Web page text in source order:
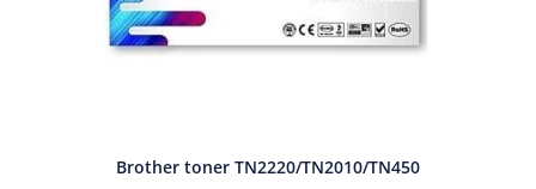
Brother toner TN2220/TN2010/TN450